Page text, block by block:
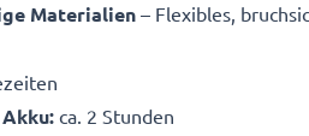
Materialien– Flexibles,
ca. 2 Stunden